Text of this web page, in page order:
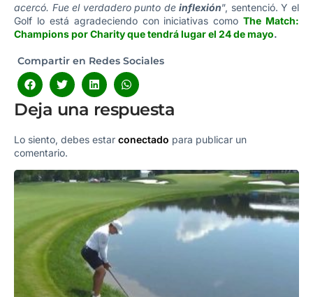
acercó. Fue el verdadero punto deinflexión”, sentenció. Y el
Golf lo está agradeciendo con iniciativas comoThe Match:
Champions por Charity que tendrá lugar el 24 de mayo.
Compartir en Redes Sociales
Deja una respuesta
Lo siento, debes estar conectado para publicar un
comentario.